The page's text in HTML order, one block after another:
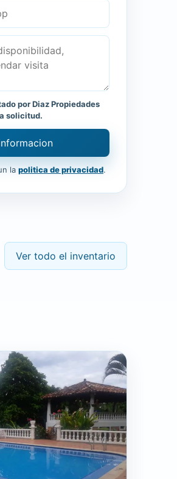
por Diaz Propiedades
solicitud.
la politica de privacidad.
Ver todo el inventario